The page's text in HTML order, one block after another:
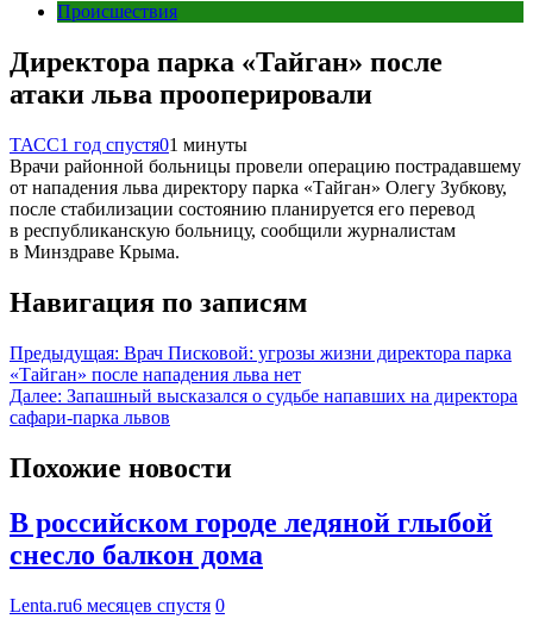
Происшествия
Директора парка «Тайган» после
атаки льва прооперировали
ТАСС1 год спустя01 минуты
Врачи районной больницы провели операцию пострадавшему
от нападения льва директору парка «Тайган» Олегу Зубкову,
после стабилизации состоянию планируется его перевод
в республиканскую больницу, сообщили журналистам
в Минздраве Крыма.
Навигация по записям
Предыдущая: Врач Писковой: угрозы жизни директора парка
«Тайган» после нападения льва нет
Далее: Запашный высказался о судьбе напавших на директора
сафари-парка львов
Похожие новости
В российском городе ледяной глыбой
снесло балкон дома
Lenta.ru6 месяцев спустя 0